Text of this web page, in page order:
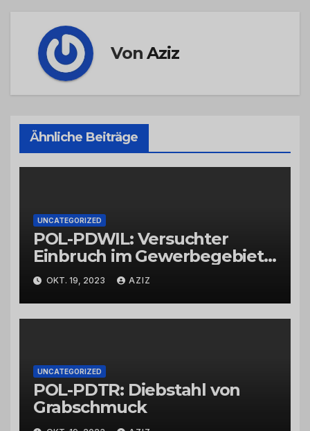
VonAziz
Ähnliche Beiträge
UNCATEGORIZED
POL-PDWIL: Versuchter
Einbruch im Gewerbegebiet
Wittlich
OKT. 19, 2023 AZIZ
UNCATEGORIZED
POL-PDTR: Diebstahl von
Grabschmuck